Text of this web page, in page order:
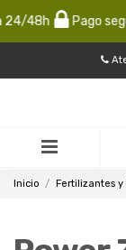
48h Pago
Inicio Fertilizantes